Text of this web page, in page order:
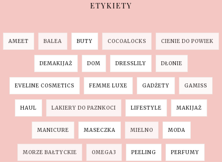
ETYKIETY
AMEET BALEA BUTY COCOALOCKS CIENIE DO POWIEK
DEMAKIJAŻ DOM DRESSLILY DŁONIE
EVELINE COSMETICS FEMME LUXE GADŻETY GAMISS
HAUL LAKIERY DO PAZNKOCI LIFESTYLE MAKIJAŻ
MANICURE MASECZKA MIELNO MODA
MORZE BAŁTYCKIE OMEGA3 PEELING PERFUMY